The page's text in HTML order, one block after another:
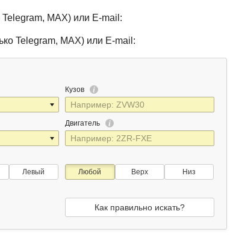
MAX) или E-mail:
Telegram, MAX) или E-mail:
Кузов
Двигатель
Левый Любой Верх Низ
Как правильно искать?